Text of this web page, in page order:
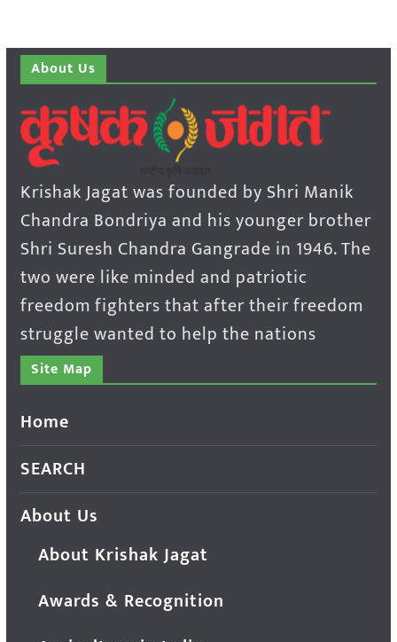
About Us
Krishak Jagat was founded by Shri Manik
Chandra Bondriya and his younger brother
Shri Suresh Chandra Gangrade in 1946. The
two were like minded and patriotic
freedom fighters that after their freedom
struggle wanted to help the nations
Site Map
Home
SEARCH
About Us
About Krishak Jagat
Awards & Recognition